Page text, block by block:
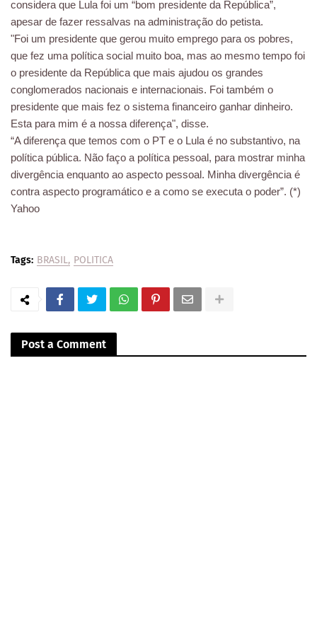
considera que Lula foi um “bom presidente da República”,
apesar de fazer ressalvas na administração do petista.
"Foi um presidente que gerou muito emprego para os pobres,
que fez uma política social muito boa, mas ao mesmo tempo foi
o presidente da República que mais ajudou os grandes
conglomerados nacionais e internacionais. Foi também o
presidente que mais fez o sistema financeiro ganhar dinheiro.
Esta para mim é a nossa diferença", disse.
“A diferença que temos com o PT e o Lula é no substantivo, na
política pública. Não faço a política pessoal, para mostrar minha
divergência enquanto ao aspecto pessoal. Minha divergência é
contra aspecto programático e a como se executa o poder”. (*)
Yahoo
Tags: BRASIL POLITICA
Post a Comment